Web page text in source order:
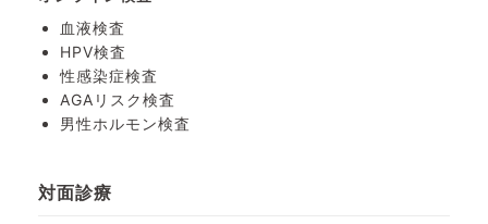
血液検査
HPV検査
性感染症検査
AGAリスク検査
男性ホルモン検査
対面診療